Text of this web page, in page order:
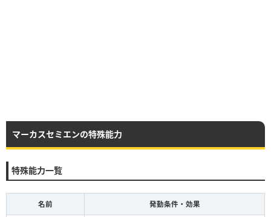
マーカスセミエンの特殊能力
特殊能力一覧
名前 発動条件・効果